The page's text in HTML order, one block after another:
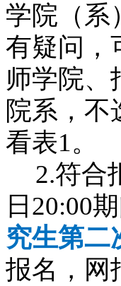
学院（系
有疑问，
师学院、
院系，不
看表1。
2.符合
日 20:00
究生第二
报名，网